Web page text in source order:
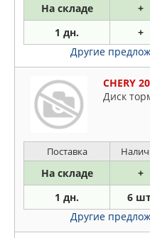
На складе +
1 дн. +
Другие
CHERY
Диск
Поставка
На складе +
1 дн. 6
Другие